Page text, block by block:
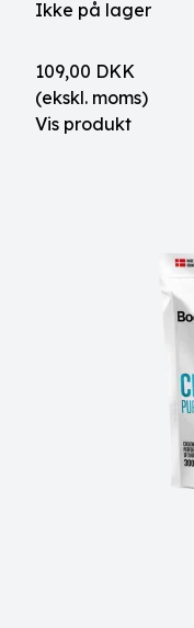
Ikke på lager
109,00 DKK
(ekskl. moms)
Vis produkt